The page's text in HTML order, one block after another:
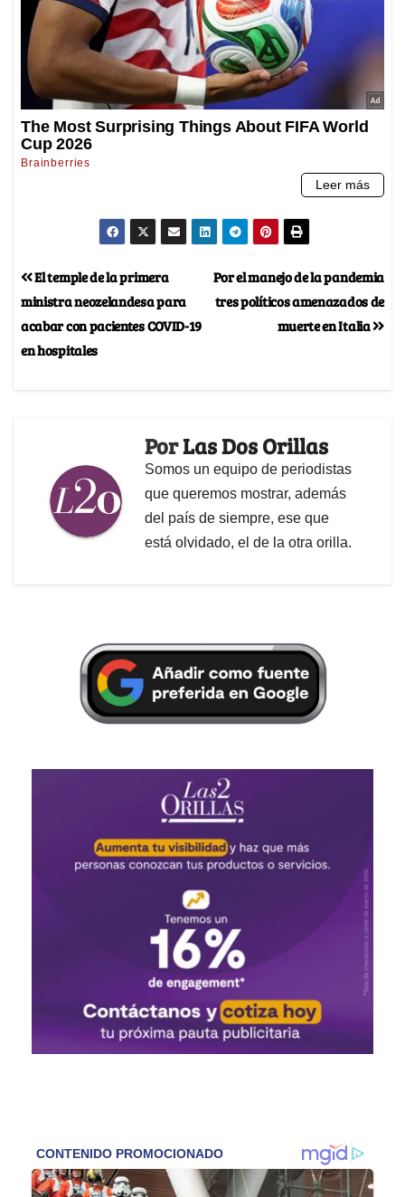
Por el manejo de la pandemia
tres políticos amenazados de
muerte en Italia
El temple de la primera
ministra neozelandesa para
acabar con pacientes COVID-19
en hospitales
PorLas Dos Orillas
Somos un equipo de periodistas
que queremos mostrar, además
del país de siempre, ese que
está olvidado, el de la otra orilla.